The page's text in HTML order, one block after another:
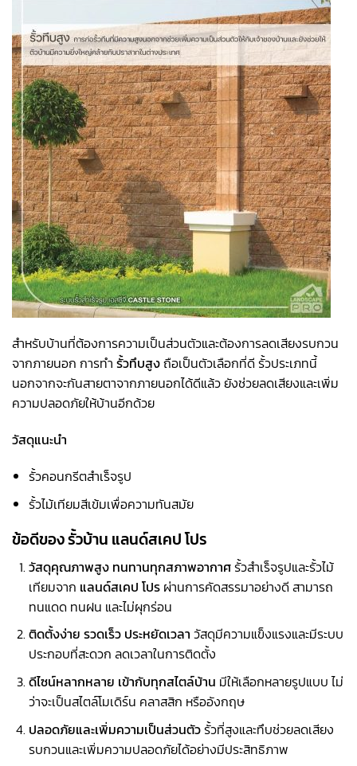
สำหรับบ้านที่ต้องการความเป็นส่วนตัวและต้องการลดเสียงรบกวน
จากภายนอก การทำ รั้วทึบสูงถือเป็นตัวเลือกที่ดี รั้วประเภทนี้
นอกจากจะกันสายตาจากภายนอกได้ดีแล้ว ยังช่วยลดเสียงและเพิ่ม
ความปลอดภัยให้บ้านอีกด้วย
วัสดุแนะนำ
รั้วคอนกรีตสำเร็จรูป
รั้วไม้เทียมสีเข้มเพื่อความทันสมัย
ข้อดีของ รั้วบ้าน แลนด์สเคป โปร
วัสดุคุณภาพสูง ทนทานทุกสภาพอากาศรั้วสำเร็จรูปและรั้วไม้
เทียมจาก แลนด์สเคป โปรผ่านการคัดสรรมาอย่างดี สามารถ
ทนแดด ทนฝน และไม่ผุกร่อน
ติดตั้งง่าย รวดเร็ว ประหยัดเวลา วัสดุมีความแข็งแรงและมีระบบ
ประกอบที่สะดวก ลดเวลาในการติดตั้ง
ดีไซน์หลากหลาย เข้ากับทุกสไตล์บ้าน มีให้เลือกหลายรูปแบบ ไม่
ว่าจะเป็นสไตล์โมเดิร์น คลาสสิก หรืออังกฤษ
ปลอดภัยและเพิ่มความเป็นส่วนตัวรั้วที่สูงและทึบช่วยลดเสียง
รบกวนและเพิ่มความปลอดภัยได้อย่างมีประสิทธิภาพ